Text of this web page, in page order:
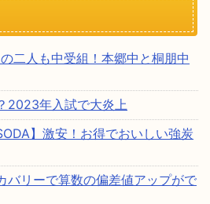
二人も中受組！本郷中と桐朋中
2023年入試で大炎上
】激安！お得でおいしい強炭
バリーで算数の偏差値アップがで